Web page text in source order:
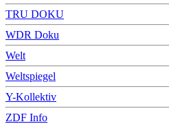
TRU DOKU
WDR Doku
Welt
Weltspiegel
Y-Kollektiv
ZDF Info